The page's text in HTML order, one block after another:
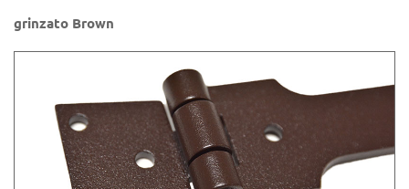
grinzato Brown